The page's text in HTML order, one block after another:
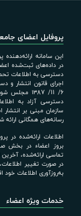
پروفایل اعضای
این سامانه
در داده‌های ثبت‌شده
دسترسی به اطلاعات
اجرای قانون انتشار
6/ 11/ ۱۳87
سازمان مبنی بر انتشار
رسانه‌های همگانی
اطلاعات ارائه‌شده در
بروز اعضاء در بخش
تماسی ارائه‌شده،
در صورت تغییر
به‌روزآوری اطلاعات خود
خدمات ویژه اعضاء